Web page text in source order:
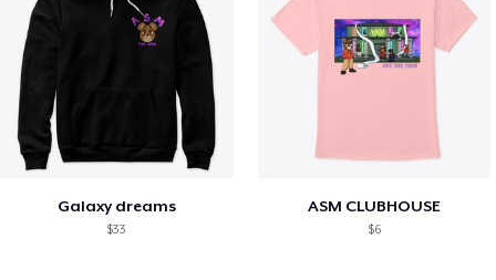
Galaxy dreams
$33
ASM CLUBHOUSE
$6